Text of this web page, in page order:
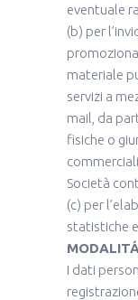
eventuale
(b) per
materiale
servizi a
mail, da
fisiche o
Società
(c) per
statistiche
I dati